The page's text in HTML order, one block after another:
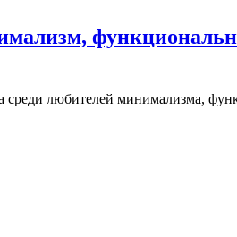
любителей минимализма,